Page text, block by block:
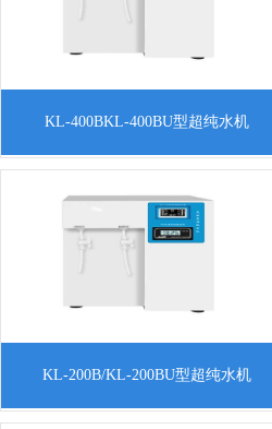
超纯化处理以及后级处理等方法，将水中
的导电介质去除，又将水中不离解的胶体
KL-400BKL-400BU型超纯水机
KL-200B/KL-200BU型超纯水机